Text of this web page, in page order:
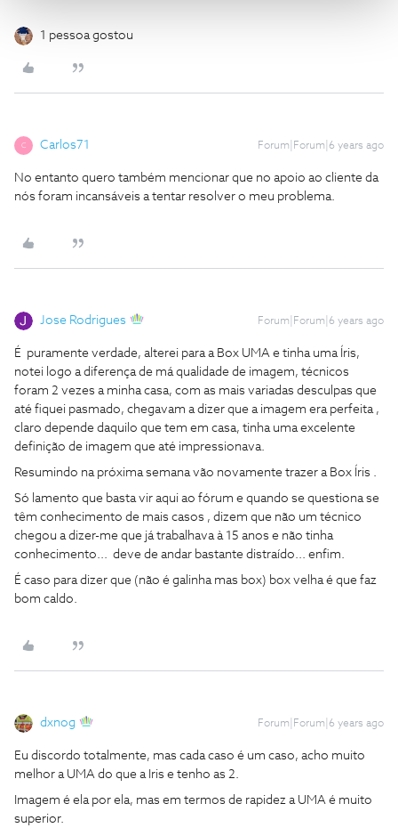
1 pessoa gostou
C Carlos71 Forum|Forum|6 years ago
No entanto quero também mencionar que no apoio ao cliente da
nós foram incansáveis a tentar resolver o meu problema.
Jose Rodrigues Forum|Forum|6 years ago
É puramente verdade, alterei para a Box UMA e tinha uma Íris,
notei logo a diferença de má qualidade de imagem, técnicos
foram 2 vezes a minha casa, com as mais variadas desculpas que
até fiquei pasmado, chegavam a dizer que a imagem era perfeita ,
claro depende daquilo que tem em casa, tinha uma excelente
definição de imagem que até impressionava.
Resumindo na próxima semana vão novamente trazer a Box Íris .
Só lamento que basta vir aqui ao fórum e quando se questiona se
têm conhecimento de mais casos , dizem que não um técnico
chegou a dizer-me que já trabalhava à 15 anos e não tinha
conhecimento... deve de andar bastante distraído... enfim.
É caso para dizer que (não é galinha mas box) box velha é que faz
bom caldo.
dxnog Forum|Forum|6 years ago
Eu discordo totalmente, mas cada caso é um caso, acho muito
melhor a UMA do que a Iris e tenho as 2.
Imagem é ela por ela, mas em termos de rapidez a UMA é muito
superior.